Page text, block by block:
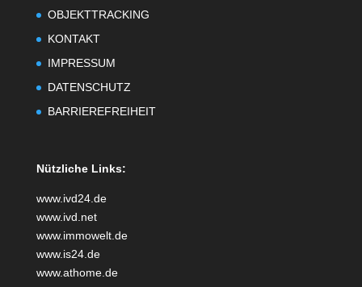
OBJEKTTRACKING
KONTAKT
IMPRESSUM
DATENSCHUTZ
BARRIEREFREIHEIT
Nützliche Links:
www.ivd24.de
www.ivd.net
www.immowelt.de
www.is24.de
www.athome.de